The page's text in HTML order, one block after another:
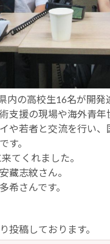
内の高校生16名が開
支援の現場や海外青
や若者と交流を行い
す。
てくれました。
藏志紋さん。
希さんです。
投稿しております。